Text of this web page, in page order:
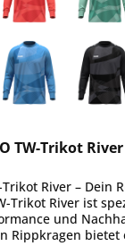
TW-Trikot
River – Dein
Trikot River ist
und
Rippkragen